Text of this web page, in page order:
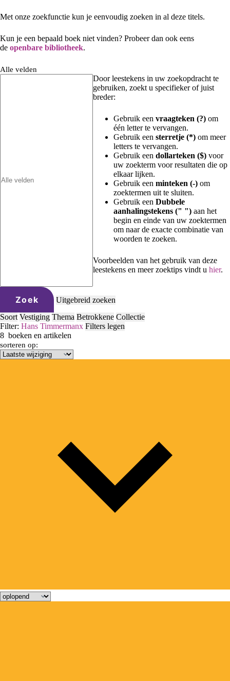
Met onze zoekfunctie kun je eenvoudig zoeken in al deze titels.
Kun je een bepaald boek niet vinden? Probeer dan ook eens
de openbare bibliotheek.
Alle velden
Door leestekens in uw zoekopdracht te
gebruiken, zoekt u specifieker of juist
breder:
Gebruik een vraagteken (?) om
één letter te vervangen.
Gebruik een sterretje (*) om meer
letters te vervangen.
Gebruik een dollarteken ($) voor
uw zoekterm voor resultaten die op
elkaar lijken.
Gebruik een minteken (-) om
zoektermen uit te sluiten.
Gebruik een Dubbele
aanhalingstekens (" ") aan het
begin en einde van uw zoektermen
om naar de exacte combinatie van
woorden te zoeken.
Voorbeelden van het gebruik van deze
leestekens en meer zoektips vindt u hier.
Zoek
Uitgebreid zoeken
Soort Vestiging Thema Betrokkene Collectie
Filter: Hans Timmermanx Filters legen
8 boeken en artikelen
sorteren op: